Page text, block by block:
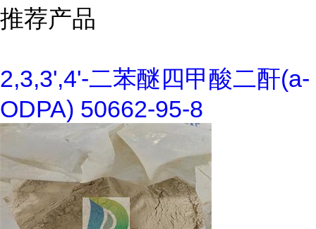
推荐产品
2,3,3',4'-二苯醚四甲酸二酐(a-
ODPA) 50662-95-8